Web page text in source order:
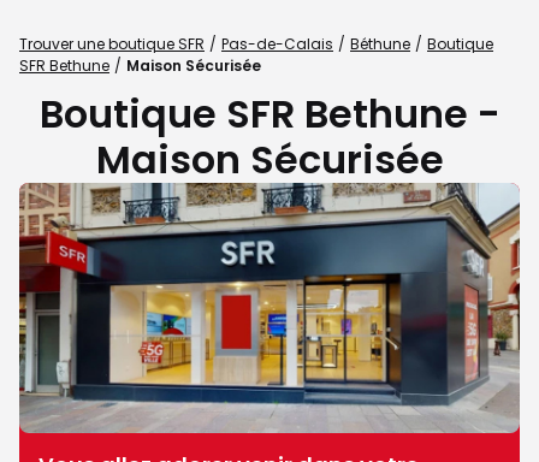
Trouver une boutique SFR Pas-de-Calais Béthune
Boutique
SFR Bethune
Maison Sécurisée
Boutique SFR Bethune -
Maison Sécurisée